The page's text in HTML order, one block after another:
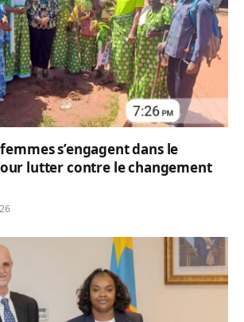
s’engagent dans le
lutter contre le changement